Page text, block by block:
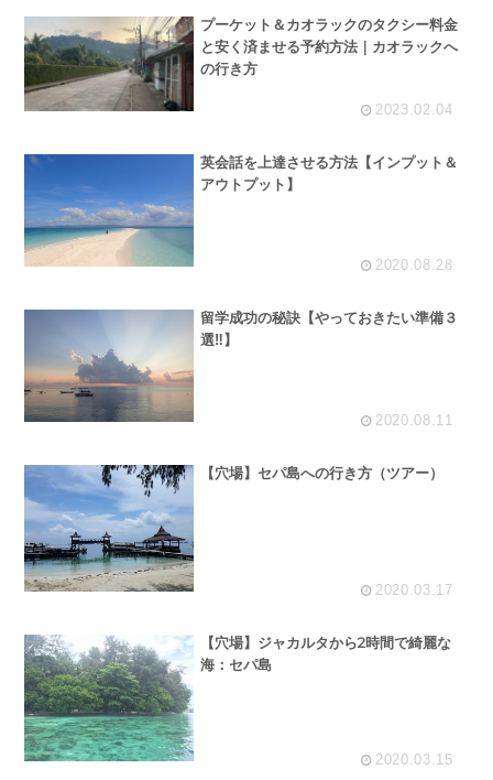
プーケット＆カオラックのタクシー料金
と安く済ませる予約方法｜カオラックへ
の行き方
2023.02.04
英会話を上達させる方法【インプット＆
アウトプット】
2020.08.28
留学成功の秘訣【やっておきたい準備３
選‼︎】
2020.08.11
【穴場】セパ島への行き方（ツアー）
2020.03.17
【穴場】ジャカルタから2時間で綺麗な
海：セパ島
2020.03.15